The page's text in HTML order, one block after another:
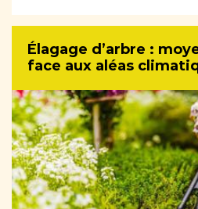
Élagage d’arbre :
face aux aléas